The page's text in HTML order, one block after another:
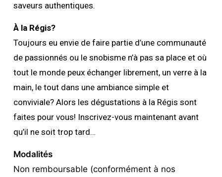
saveurs authentiques.
À la Régis?
Toujours eu envie de faire partie d’une communauté
de passionnés ou le snobisme n’à pas sa place et où
tout le monde peux échanger librement, un verre à la
main, le tout dans une ambiance simple et
conviviale? Alors les dégustations à la Régis sont
faites pour vous! Inscrivez-vous maintenant avant
qu’il ne soit trop tard…
Modalités
Non remboursable (conformément à nos